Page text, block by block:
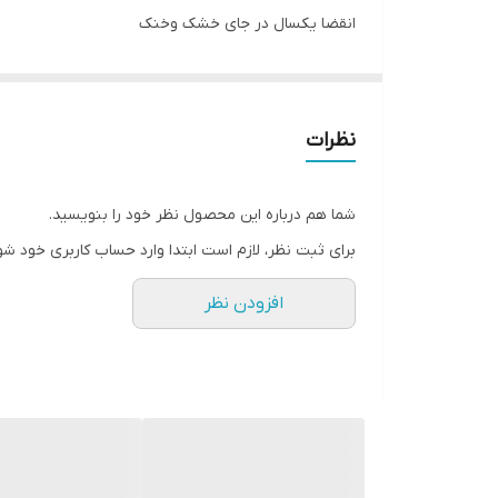
انقضا یکسال در جای خشک وخنک
نظرات
شما هم درباره این محصول نظر خود را بنویسید.
برای ثبت نظر، لازم است ابتدا وارد حساب کاربری خود
افزودن نظر